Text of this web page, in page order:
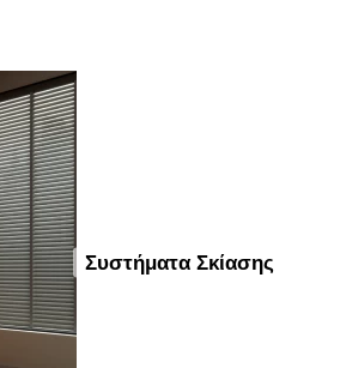
Συστήματα Σκίασης